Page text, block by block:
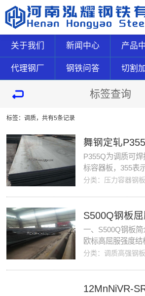
关于我们 新闻中心 产品
代理钢厂 钢铁问答 切割
标签查询
标签：调质，共有5条记录
P355Q为调质可
标容器板，355表
分类：压力容器钢板
一、S500Q钢板
欧标高屈服强度
分类：调质高强钢板
12MnNiVR-